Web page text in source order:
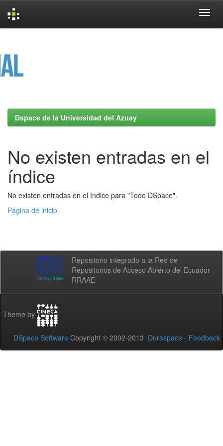
Dspace de la Universidad del Azuay
No existen entradas en el
índice
No existen entradas en el índice para "Todo DSpace".
Página de inicio
Repositorio integrado a la Red de
Repositorios de Acceso Abierto del Ecuador -
RRAAE
Theme by
DSpace Software Copyright © 2002-2013 Duraspace - Feedback